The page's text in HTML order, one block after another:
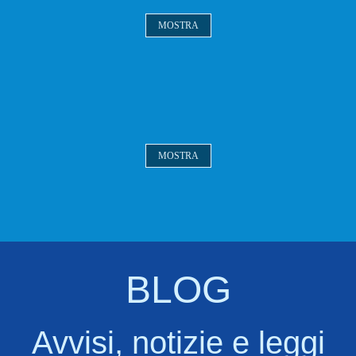
MOSTRA
MOSTRA
BLOG
Avvisi, notizie e leggi